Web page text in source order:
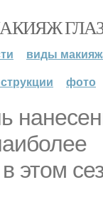
виды
фото
этом